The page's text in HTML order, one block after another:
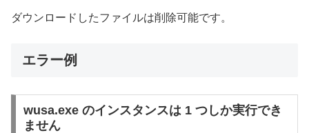
ダウンロードしたファイルは削除可能です。
エラー例
wusa.exe のインスタンスは 1 つしか実行でき
ません